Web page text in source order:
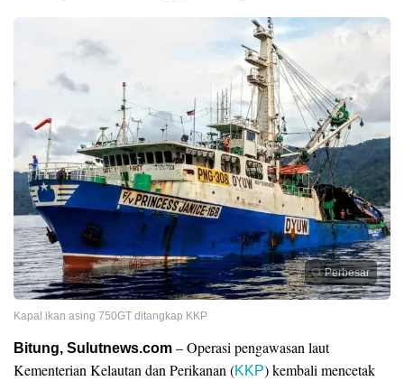
Perbesar
Kapal ikan asing 750GT ditangkap KKP
Bitung, Sulutnews.com – Operasi pengawasan laut
Kementerian Kelautan dan Perikanan (KKP) kembali mencetak